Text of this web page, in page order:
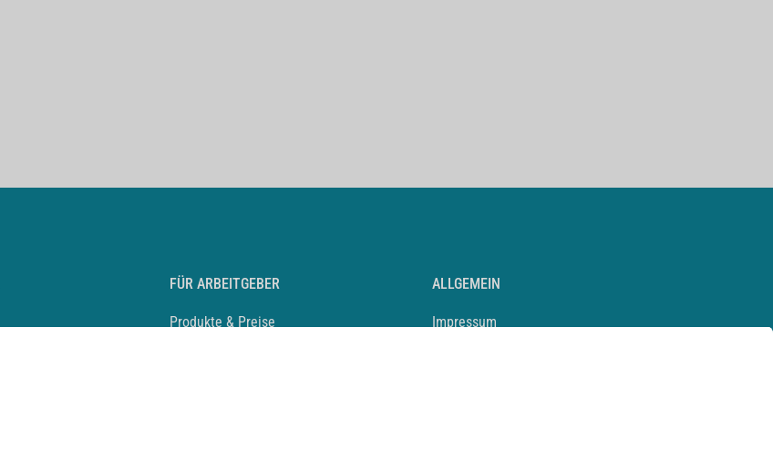
FÜR ARBEITGEBER
Produkte & Preise
ALLGEMEIN
Impressum